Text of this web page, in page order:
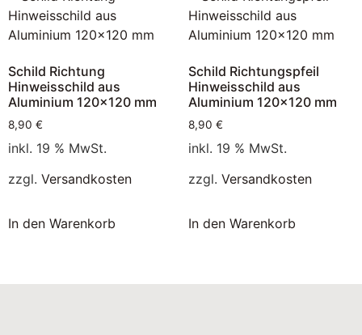
Schild Richtung
Hinweisschild aus
Aluminium 120×120 mm
8,90 €
inkl. 19 % MwSt.
zzgl. Versandkosten
In den Warenkorb
Schild Richtungspfeil
Hinweisschild aus
Aluminium 120×120 mm
8,90 €
inkl. 19 % MwSt.
zzgl. Versandkosten
In den Warenkorb